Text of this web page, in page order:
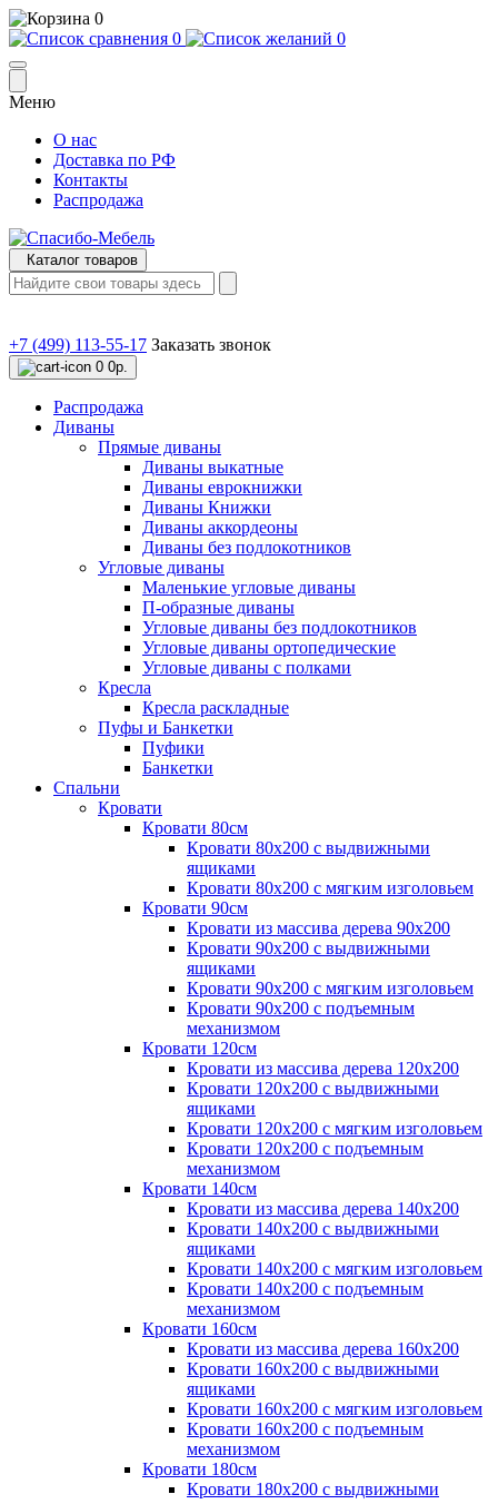
0
0
0
Меню
О нас
Доставка по РФ
Контакты
Распродажа
Каталог товаров
+7 (499) 113-55-17 Заказать звонок
0 0р.
Распродажа
Диваны
Прямые диваны
Диваны выкатные
Диваны еврокнижки
Диваны Книжки
Диваны аккордеоны
Диваны без подлокотников
Угловые диваны
Маленькие угловые диваны
П-образные диваны
Угловые диваны без подлокотников
Угловые диваны ортопедические
Угловые диваны с полками
Кресла
Кресла раскладные
Пуфы и Банкетки
Пуфики
Банкетки
Спальни
Кровати
Кровати 80см
Кровати 80х200 с выдвижными
ящиками
Кровати 80х200 с мягким изголовьем
Кровати 90см
Кровати из массива дерева 90х200
Кровати 90х200 с выдвижными
ящиками
Кровати 90х200 с мягким изголовьем
Кровати 90х200 с подъемным
механизмом
Кровати 120см
Кровати из массива дерева 120х200
Кровати 120х200 с выдвижными
ящиками
Кровати 120х200 с мягким изголовьем
Кровати 120х200 с подъемным
механизмом
Кровати 140см
Кровати из массива дерева 140х200
Кровати 140х200 с выдвижными
ящиками
Кровати 140х200 с мягким изголовьем
Кровати 140х200 с подъемным
механизмом
Кровати 160см
Кровати из массива дерева 160х200
Кровати 160х200 с выдвижными
ящиками
Кровати 160х200 с мягким изголовьем
Кровати 160х200 с подъемным
механизмом
Кровати 180см
Кровати 180х200 с выдвижными